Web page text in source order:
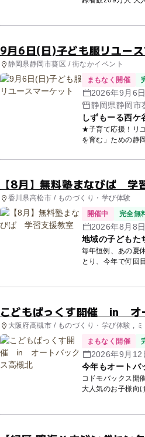
9月6日(日)子ども服リユー
静岡県静岡市葵区 / 街なかイベント
まもなく開催
2026年9月6
静岡県静岡市
しずもーる西ケ
★子育て応援！リユースマーケット リユースマ
を育む」ための静
【8月】無料塾まなびば 学
香川県高松市 / ものづくり・学び体験
開催中 完全無
2026年8月8
地域の子どもた
毎年恒例、あの夏休みの攻防戦。 「宿題やったの?
こどもばっくす開催 in オ
大阪府高槻市 / ものづくり・学び体験 , ミ
まもなく開催
2026年9月
今年もオートバ
コドモバックス開
大人気のお子様向